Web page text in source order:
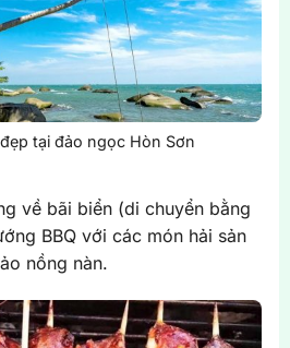
tại đảo ngọc Hòn Sơn
về bãi biển (di chuyển bằng
BBQ với các món hải sản
nồng nàn.